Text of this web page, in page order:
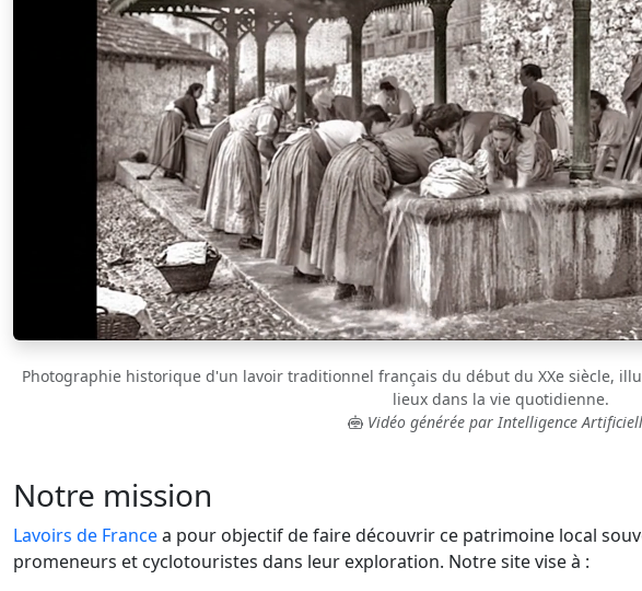
Photographie historique d'un lavoir traditionnel français du début du XXe siècle,
lieux dans la vie quotidienne.
Vidéo générée par Intelligence
Notre mission
Lavoirs de Francea pour objectif de faire découvrir ce patrimoine local
promeneurs et cyclotouristes dans leur exploration. Notre site vise à :